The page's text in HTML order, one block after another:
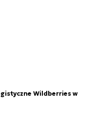
Wildberries w